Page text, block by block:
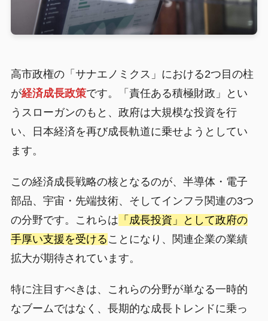
高市政権の「サナエノミクス」における2つ目の柱
が経済成長政策です。「責任ある積極財政」とい
うスローガンのもと、政府は大規模な投資を行
い、日本経済を再び成長軌道に乗せようとしてい
ます。
この経済成長戦略の核となるのが、半導体・電子
部品、宇宙・先端技術、そしてインフラ関連の3つ
の分野です。これらは 「成長投資」として政府の
手厚い支援を受ける ことになり、関連企業の業績
拡大が期待されています。
特に注目すべきは、これらの分野が単なる一時的
なブームではなく、長期的な成長トレンドに乗っ